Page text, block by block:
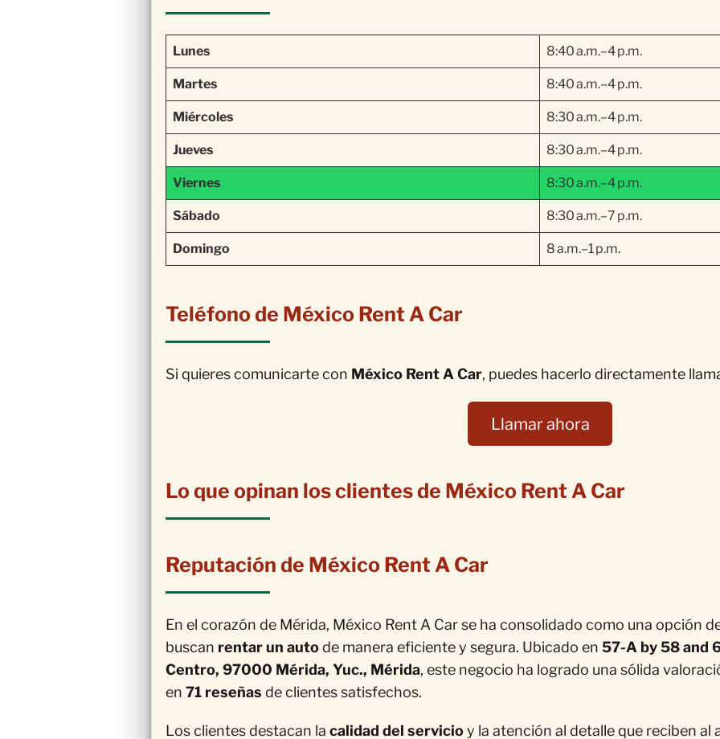
Lunes 8:40 a.m.–4 p.m.
Martes 8:40 a.m.–4 p.m.
Miércoles 8:30 a.m.–4 p.m.
Jueves 8:30 a.m.–4 p.m.
Viernes 8:30 a.m.–4 p.m.
Sábado 8:30 a.m.–7 p.m.
Domingo 8 a.m.–1 p.m.
Teléfono de México Rent A Car
Si quieres comunicarte con México Rent A Car, puedes hacerlo directamente
Llamar ahora
Lo que opinan los clientes de México Rent A Car
Reputación de México Rent A Car
En el corazón de Mérida, México Rent A Car se ha consolidado como una opción
buscan rentar un autode manera eficiente y segura. Ubicado en 57-A by 58 and
Centro, 97000 Mérida, Yuc., Mérida, este negocio ha logrado una sólida
en 71 reseñas de clientes satisfechos.
Los clientes destacan la calidad del servicioy la atención al detalle que reciben al